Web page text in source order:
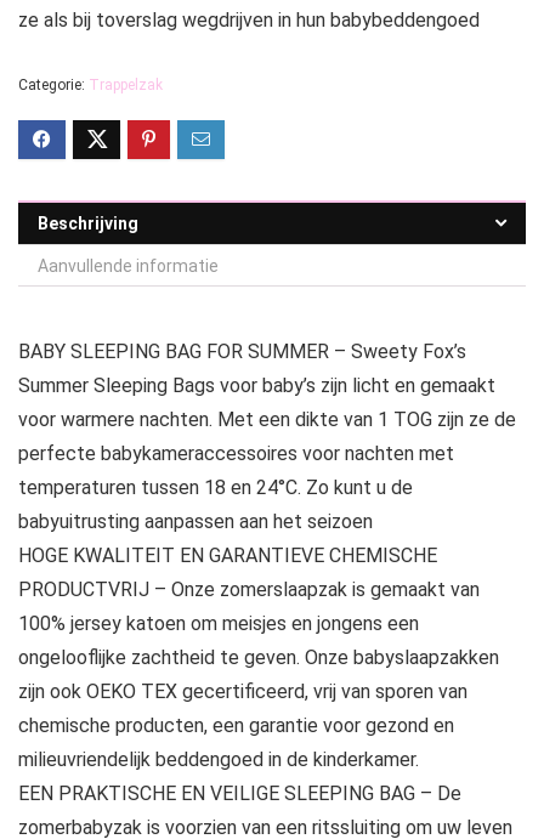
ze als bij toverslag wegdrijven in hun babybeddengoed
Categorie: Trappelzak
Beschrijving
Aanvullende informatie
BABY SLEEPING BAG FOR SUMMER – Sweety Fox’s
Summer Sleeping Bags voor baby’s zijn licht en gemaakt
voor warmere nachten. Met een dikte van 1 TOG zijn ze de
perfecte babykameraccessoires voor nachten met
temperaturen tussen 18 en 24°C. Zo kunt u de
babyuitrusting aanpassen aan het seizoen
HOGE KWALITEIT EN GARANTIEVE CHEMISCHE
PRODUCTVRIJ – Onze zomerslaapzak is gemaakt van
100% jersey katoen om meisjes en jongens een
ongelooflijke zachtheid te geven. Onze babyslaapzakken
zijn ook OEKO TEX gecertificeerd, vrij van sporen van
chemische producten, een garantie voor gezond en
milieuvriendelijk beddengoed in de kinderkamer.
EEN PRAKTISCHE EN VEILIGE SLEEPING BAG – De
zomerbabyzak is voorzien van een ritssluiting om uw leven